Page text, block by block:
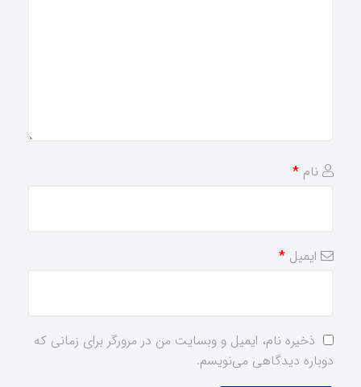
نام *
ایمیل *
ذخیره نام، ایمیل و وبسایت من در مرورگر برای زمانی که
دوباره دیدگاهی می‌نویسم.